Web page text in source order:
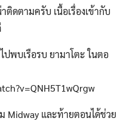
ดตามครับ เนื้อเรื่องเข้ากับ
พบเรือรบ ยามาโตะ ในตอ
Midway และท้ายตอนได้ช่วย